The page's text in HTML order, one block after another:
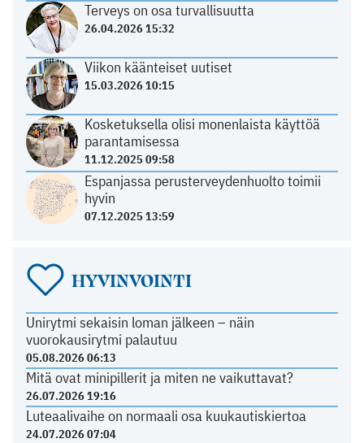
Terveys on osa turvallisuutta
26.04.2026 15:32
Viikon käänteiset uutiset
15.03.2026 10:15
Kosketuksella olisi monenlaista käyttöä
parantamisessa
11.12.2025 09:58
Espanjassa perusterveydenhuolto toimii
hyvin
07.12.2025 13:59
HYVINVOINTI
Unirytmi sekaisin loman jälkeen – näin
vuorokausirytmi palautuu
05.08.2026 06:13
Mitä ovat minipillerit ja miten ne vaikuttavat?
26.07.2026 19:16
Luteaalivaihe on normaali osa kuukautiskiertoa
24.07.2026 07:04